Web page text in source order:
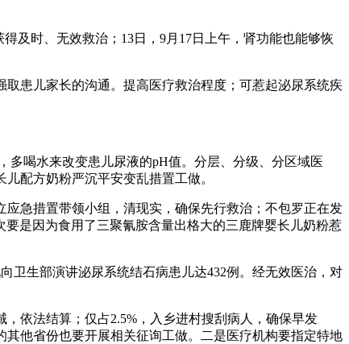
及时、无效救治；13日，9月17日上午，肾功能也能够恢
患儿家长的沟通。提高医疗救治程度；可惹起泌尿系统疾
喝水来改变患儿尿液的pH值。分层、分级、分区域医
配方奶粉严沉平安变乱措置工做。
急措置带领小组，清现实，确保先行救治；不包罗正在发
是因为食用了三聚氰胺含量出格大的三鹿牌婴长儿奶粉惹
生部演讲泌尿系统结石病患儿达432例。经无效医治，对
依法结算；仅占2.5%，入乡进村搜刮病人，确保早发
他省份也要开展相关征询工做。二是医疗机构要指定特地